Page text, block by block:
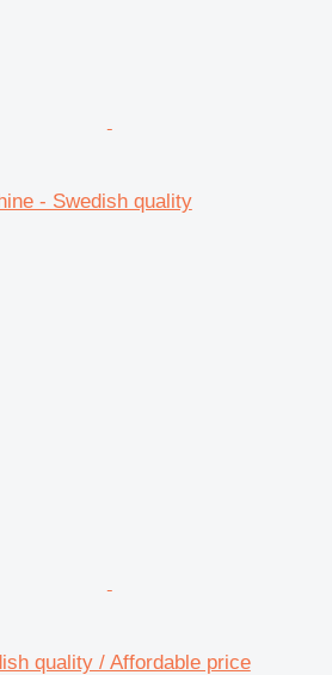
- Swedish quality
quality / Affordable price